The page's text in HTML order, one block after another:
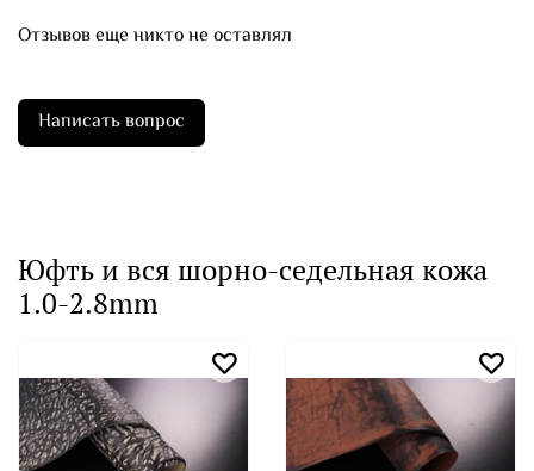
Отзывов еще никто не оставлял
Написать вопрос
Юфть и вся шорно-седельная кожа
1.0-2.8mm